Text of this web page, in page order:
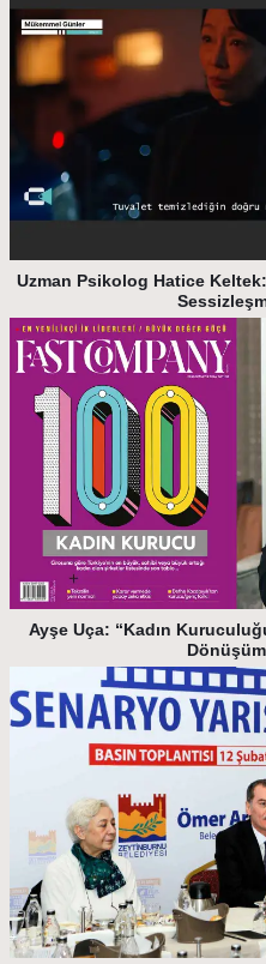
Uzman Psikolog Hatice
Ayşe Uça: “Kadın